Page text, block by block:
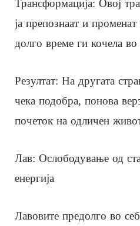
Трансформација: Овој
ја препознаат и променат
долго време ги кочела
Резултат: На другата
чека подобра, понова
почеток на одличен
Лав: Ослободување од
енергија
Лавовите предолго во